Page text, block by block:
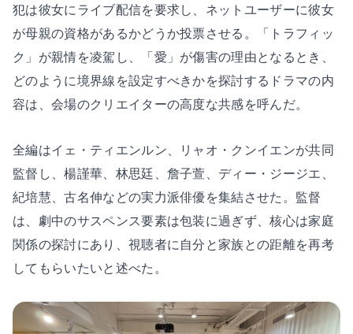
犯は彼女にライブ配信を要求し、ネットユーザーに彼女
が母親の資格があるかどうか投票させる。「トラフィッ
ク」が親情を凌駕し、「愛」が傷害の理由となるとき、
どのように境界線を設定すべきかを探討するドラマの内
容は、会場のクリエイターの高度な共感を呼んだ。
全編はイェ・ティエンルン、リャオ・クンイエンが共同
監督し、楊謹華、林思廷、詹子萱、ディー・ジージエ、
紀培慧、古名伸などの実力派俳優を集結させた。監督
は、劇中のサスペンス要素は包装に過ぎず、核心は家庭
関係の探討にあり、視聴者に自分と家族との距離を再考
してもらいたいと述べた。